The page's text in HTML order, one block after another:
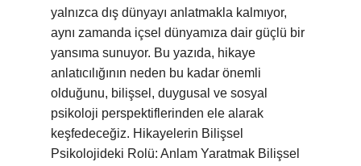
yalnızca dış dünyayı anlatmakla kalmıyor,
aynı zamanda içsel dünyamıza dair güçlü bir
yansıma sunuyor. Bu yazıda, hikaye
anlatıcılığının neden bu kadar önemli
olduğunu, bilişsel, duygusal ve sosyal
psikoloji perspektiflerinden ele alarak
keşfedeceğiz. Hikayelerin Bilişsel
Psikolojideki Rolü: Anlam Yaratmak Bilişsel